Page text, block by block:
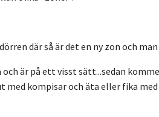
där så är det en ny zon och
och är på ett visst sätt...sedan
kompisar och äta eller fika med